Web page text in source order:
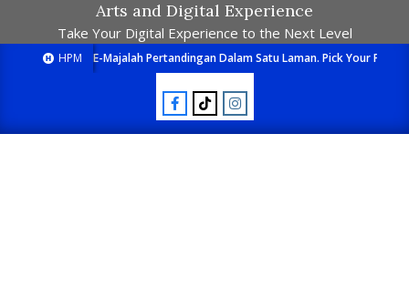
Arts and Digital Experience
Take Your Digital Experience to the Next Level
HPM E-Majalah Pertandingan Dalam Satu Laman. Pick Your